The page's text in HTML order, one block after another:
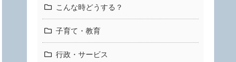
こんな時どうする？
子育て・教育
行政・サービス